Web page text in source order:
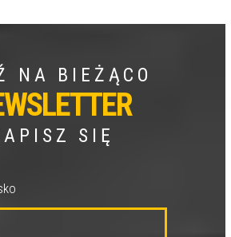
NA BIEŻĄCO
SIĘ